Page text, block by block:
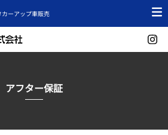
ーアップ車販売
アフター保証